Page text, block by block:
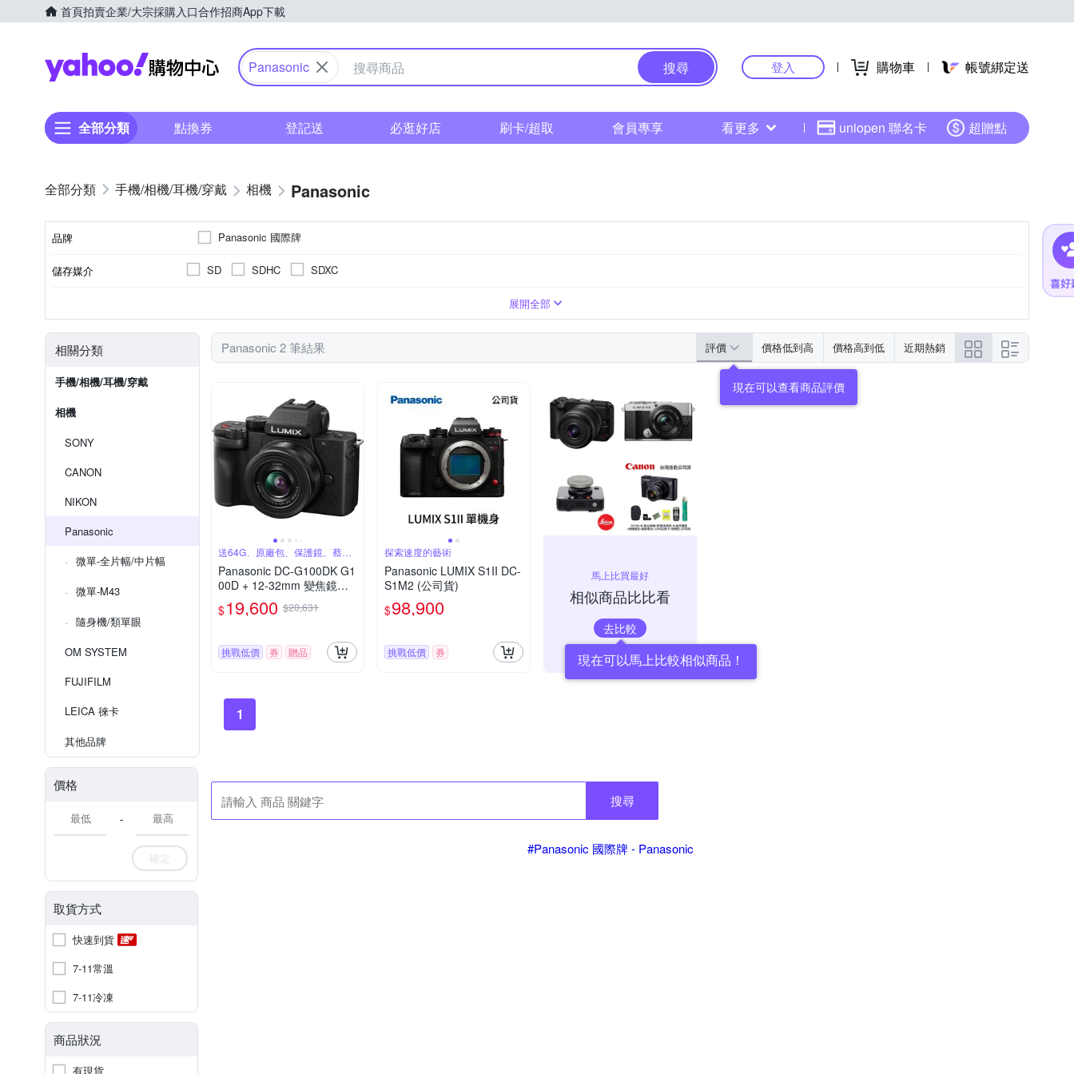
首頁拍賣企業/大宗採購入口合作招商App下載
Yahoo購物中心
Panasonic 搜尋 登入 購物車 帳號綁定送
全部分類 點換券 登記送 必逛好店 刷卡/超取 會員專享 看更多 uniopen 聯名卡 超贈點
手機/相機/耳機/穿戴 相機 Panasonic
品牌 Panasonic 國際牌
儲存媒介 SD SDHC SDXC
展開全部
相關分類
手機/相機/耳機/穿戴
相機
SONY
CANON
NIKON
Panasonic
微單-全片幅/中片幅
微單-M43
隨身機/類單眼
OM SYSTEM
FUJIFILM
LEICA 徠卡
其他品牌
價格
-
確定
取貨方式
快速到貨
7-11常溫
7-11冷凍
商品狀況
有現貨
Panasonic 2 筆結果 評價 價格低到高 價格高到低 近期熱銷
現在可以查看商品評價
送64G、原廠包、保護鏡、蔡司
噴罐
Panasonic DC-G100DK G1
00D + 12-32mm 變焦鏡組
公司貨
$19,600 $20,631
挑戰低價 券 贈品
探索速度的藝術
Panasonic LUMIX S1II DC-
S1M2 (公司貨)
$98,900
挑戰低價 券
馬上比買最好
相似商品比比看
去比較
現在可以馬上比較相似商品！
1
搜尋
#Panasonic 國際牌 - Panasonic